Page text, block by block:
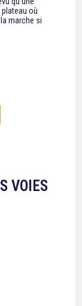
où
marche si
VOIES